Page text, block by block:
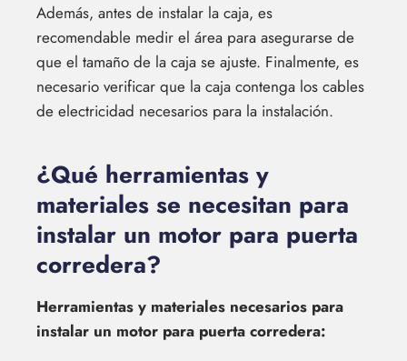
Además, antes de instalar la caja, es
recomendable medir el área para asegurarse de
que el tamaño de la caja se ajuste. Finalmente, es
necesario verificar que la caja contenga los cables
de electricidad necesarios para la instalación.
¿Qué herramientas y
materiales se necesitan para
instalar un motor para puerta
corredera?
Herramientas y materiales necesarios para
instalar un motor para puerta corredera: